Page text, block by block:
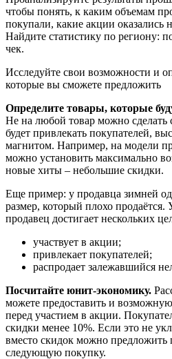
чтобы понять, к каким объемам
покупали, какие акции
Найдите статистику по региону:
чек.
Исследуйте свои возможности и
которые вы сможете предложить
Определите товары, которые
Не на любой товар можно сделать
будет привлекать покупателей,
магнитом. Например, на модели
можно установить максимально
новые хиты – небольшие скидки.
Еще пример: у продавца зимней
размер, который плохо
продавец достигает нескольких
участвует в акции;
привлекает покупателей;
распродает залежавшийся
Посчитайте юнит-экономику.
можете предоставить и
перед участием в акции.
скидки менее 10%. Если это не
вместо скидок можно предложить
следующую покупку.